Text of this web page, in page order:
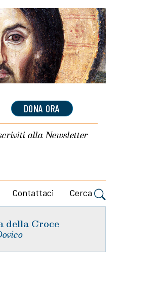
DONA ORA
allaNewsletter
Contattaci Cerca
della Croce